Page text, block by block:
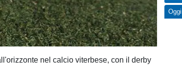
nel calcio viterbese, con il derby
Oggi